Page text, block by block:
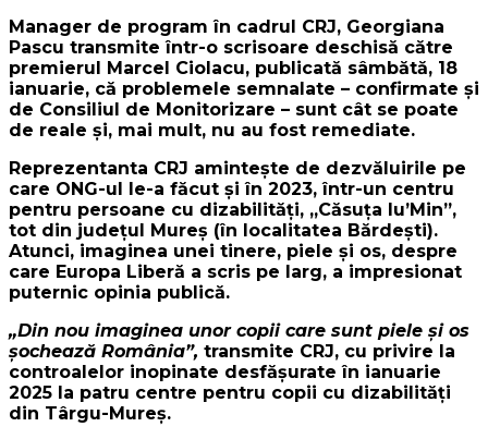
Manager de program în cadrul CRJ, Georgiana
Pascu transmite într-o scrisoare deschisă către
premierul Marcel Ciolacu, publicată sâmbătă, 18
ianuarie, că problemele semnalate – confirmate și
de Consiliul de Monitorizare – sunt cât se poate
de reale și, mai mult, nu au fost remediate.
Reprezentanta CRJ amintește de dezvăluirile pe
care ONG-ul le-a făcut și în 2023, într-un centru
pentru persoane cu dizabilități, „Căsuța lu’Min”,
tot din județul Mureș (în localitatea Bărdești).
Atunci, imaginea unei tinere, piele și os, despre
care Europa Liberă a scris pe larg, a impresionat
puternic opinia publică.
„Din nou imaginea unor copii care sunt piele și os
șochează România”, transmite CRJ, cu privire la
controalelor inopinate desfășurate în ianuarie
2025 la patru centre pentru copii cu dizabilități
din Târgu-Mureș.